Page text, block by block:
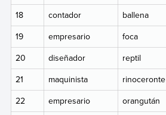
18
contador ballena
19
empresario foca
20
diseñador reptil
21
maquinista rinoceronte
22
empresario orangután